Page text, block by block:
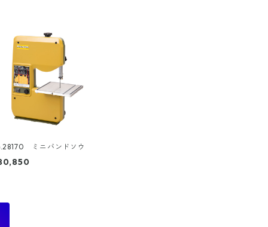
ミニバンドソウ